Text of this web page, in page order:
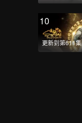
10
更新到第611集